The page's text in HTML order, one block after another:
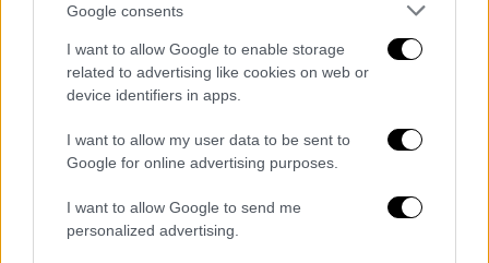
Google consents
I want to allow Google to enable storage
related to advertising like cookies on web or
device identifiers in apps.
I want to allow my user data to be sent to
Google for online advertising purposes.
I want to allow Google to send me
personalized advertising.
Τι λέει ο ταξιτζής που μετέφερε την
29χρονη
«Την παρέλαβα γύρω στις 4 με 4 και δέκα το
μεσημέρι. Είχε καλέσει ταξί στο όνομα
Ελευθερία. Μπήκε μέσα και μου ζήτησε να
. Ήταν σε
ήρεμη κατάσταση, δεν παρατήρησα κάτι που
να μου κάνει εντύπωση», είπε ο ίδιος.